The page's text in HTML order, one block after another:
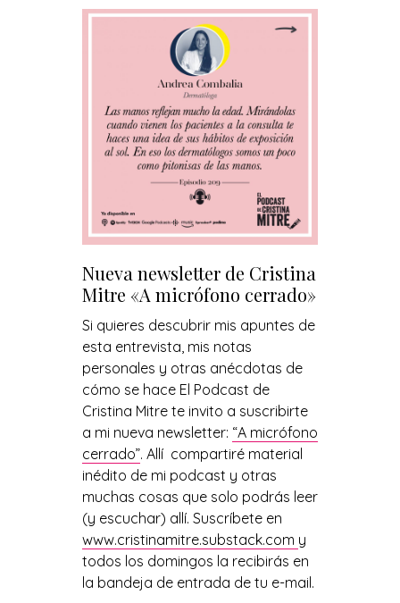
Nueva newsletter de Cristina
Mitre «A micrófono cerrado»
Si quieres descubrir mis apuntes de
esta entrevista, mis notas
personales y otras anécdotas de
cómo se hace El Podcast de
Cristina Mitre te invito a suscribirte
a mi nueva newsletter: “A micrófono
cerrado”. Allí compartiré material
inédito de mi podcast y otras
muchas cosas que solo podrás leer
(y escuchar) allí. Suscríbete en
www.cristinamitre.substack.com y
todos los domingos la recibirás en
la bandeja de entrada de tu e-mail.